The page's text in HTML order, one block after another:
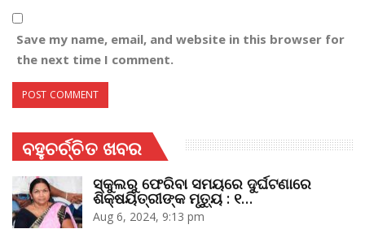
Save my name, email, and website in this browser for
the next time I comment.
ବହୁଚର୍ଚ୍ଚିତ ଖବର
ସ୍କୁଲରୁ ଫେରିବା ସମୟରେ ଦୁର୍ଘଟଣାରେ
ଶିକ୍ଷୟିତ୍ରୀଙ୍କ ମୃତ୍ୟୁ : ୧…
Aug 6, 2024, 9:13 pm